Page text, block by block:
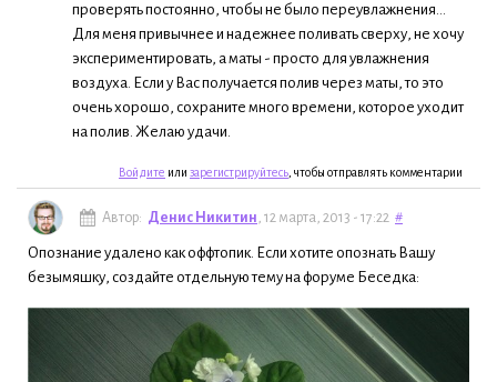
проверять постоянно, чтобы не было переувлажнения...
Для меня привычнее и надежнее поливать сверху, не хочу
экспериментировать, а маты - просто для увлажнения
воздуха. Если у Вас получается полив через маты, то это
очень хорошо, сохраните много времени, которое уходит
на полив. Желаю удачи.
Войдите или зарегистрируйтесь , чтобы отправлять комментарии
Автор: Денис Никитин , 12 марта, 2013 - 17:22 #
Опознание удалено как оффтопик. Если хотите опознать Вашу
безымяшку, создайте отдельную тему на форуме Беседка: